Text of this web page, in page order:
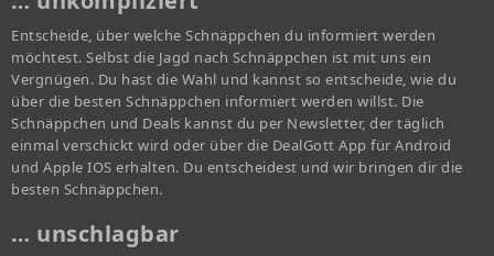
Entscheide, über welche Schnäppchen du informiert werden
möchtest. Selbst die Jagd nach Schnäppchen ist mit uns ein
Vergnügen. Du hast die Wahl und kannst so entscheide, wie du
über die besten Schnäppchen informiert werden willst. Die
Schnäppchen und Deals kannst du per Newsletter, der täglich
einmal verschickt wird oder über die DealGott App für Android
und Apple IOS erhalten. Du entscheidest und wir bringen dir die
besten Schnäppchen.
… unschlagbar